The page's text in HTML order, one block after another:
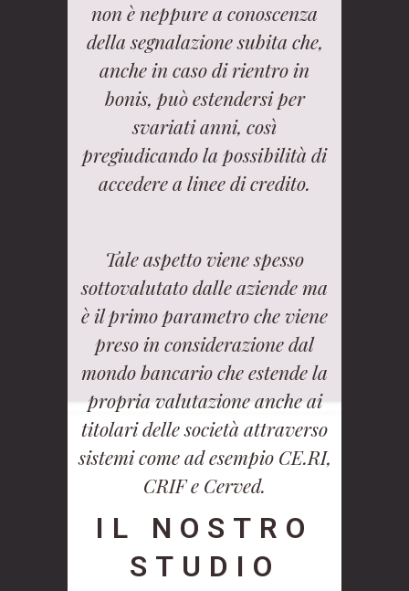
non è neppure a conoscenza
della segnalazione subita che,
anche in caso di rientro in
bonis, può estendersi per
svariati anni, così
pregiudicando la possibilità di
accedere a linee di credito.
Tale aspetto viene spesso
sottovalutato dalle aziende ma
è il primo parametro che viene
preso in considerazione dal
mondo bancario che estende la
propria valutazione anche ai
titolari delle società attraverso
sistemi come ad esempio CE.RI,
CRIF e Cerved.
IL NOSTRO
STUDIO